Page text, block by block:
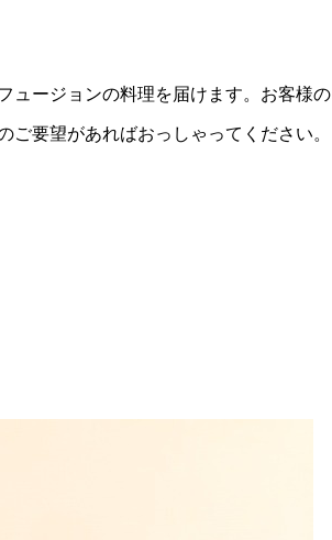
ュージョンの料理を届けます。お客様の
要望があればおっしゃってください。